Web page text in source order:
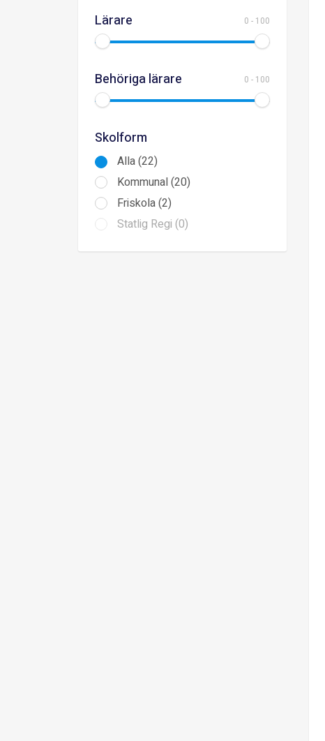
Lärare 0 - 100
Behöriga lärare 0 - 100
Skolform
Alla (22)
Kommunal (20)
Friskola (2)
Statlig Regi (0)